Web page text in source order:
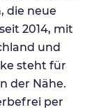
die neue
2014, mit
und
steht für
der Nähe.
per